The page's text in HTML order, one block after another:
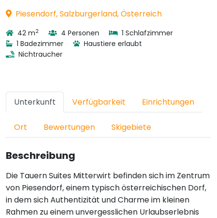
Piesendorf, Salzburgerland, Österreich
42 m2 4 Personen
1 Schlafzimmer
1 Badezimmer
Haustiere erlaubt
Nichtraucher
Unterkunft Verfügbarkeit Einrichtungen
Ort Bewertungen Skigebiete
Beschreibung
Die Tauern Suites Mitterwirt befinden sich im Zentrum
von Piesendorf, einem typisch österreichischen Dorf,
in dem sich Authentizität und Charme im kleinen
Rahmen zu einem unvergesslichen Urlaubserlebnis